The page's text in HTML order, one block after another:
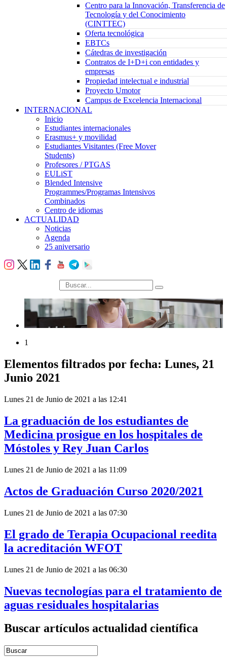
Centro para la Innovación, Transferencia de
Tecnología y del Conocimiento
(CINTTEC)
Oferta tecnológica
EBTCs
Cátedras de investigación
Contratos de I+D+i con entidades y
empresas
Propiedad intelectual e industrial
Proyecto Umotor
Campus de Excelencia Internacional
INTERNACIONAL
Inicio
Estudiantes internacionales
Erasmus+ y movilidad
Estudiantes Visitantes (Free Mover
Students)
Profesores / PTGAS
EULiST
Blended Intensive
Programmes/Programas Intensivos
Combinados
Centro de idiomas
ACTUALIDAD
Noticias
Agenda
25 aniversario
búsqueda
1
Elementos filtrados por fecha: Lunes, 21
Junio 2021
Lunes 21 de Junio de 2021 a las 12:41
La graduación de los estudiantes de
Medicina prosigue en los hospitales de
Móstoles y Rey Juan Carlos
Lunes 21 de Junio de 2021 a las 11:09
Actos de Graduación Curso 2020/2021
Lunes 21 de Junio de 2021 a las 07:30
El grado de Terapia Ocupacional reedita
la acreditación WFOT
Lunes 21 de Junio de 2021 a las 06:30
Nuevas tecnologías para el tratamiento de
aguas residuales hospitalarias
Buscar artículos actualidad científica
Introduce términos de búsqueda